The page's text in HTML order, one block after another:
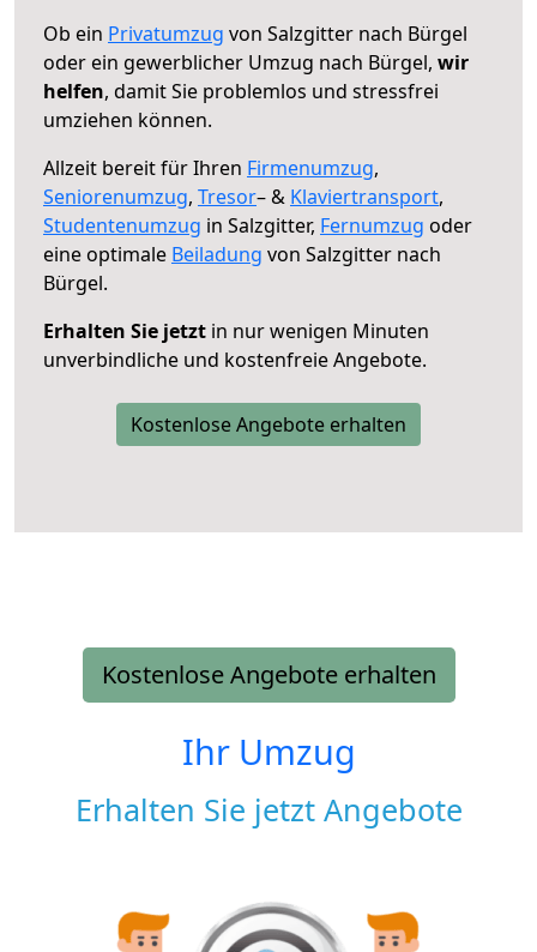
Ob ein Privatumzug von Salzgitter nach Bürgel
oder ein gewerblicher Umzug nach Bürgel, wir
helfen, damit Sie problemlos und stressfrei
umziehen können.
Allzeit bereit für Ihren Firmenumzug,
Seniorenumzug, Tresor– & Klaviertransport,
Studentenumzug in Salzgitter, Fernumzug oder
eine optimale Beiladung von Salzgitter nach
Bürgel.
Erhalten Sie jetzt in nur wenigen Minuten
unverbindliche und kostenfreie Angebote.
Kostenlose Angebote erhalten
Kostenlose Angebote erhalten
Ihr Umzug
Erhalten Sie jetzt Angebote